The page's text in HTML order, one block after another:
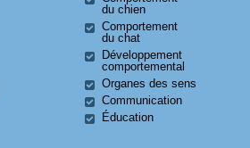
du chien
Comportement
du chat
Développement
comportemental
Organes des sens
Communication
Éducation